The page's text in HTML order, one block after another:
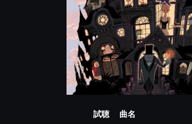
試聴 曲名